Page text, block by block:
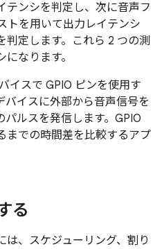
テンシを判定し、次に音声フ
トを用いて出力レイテンシ
判定します。これら 2 つの測
なります。
イスで GPIO ピンを使用す
バイスに外部から音声信号を
ルスを発信します。GPIO
までの時間差を比較するアプ
る
、スケジューリング、割り